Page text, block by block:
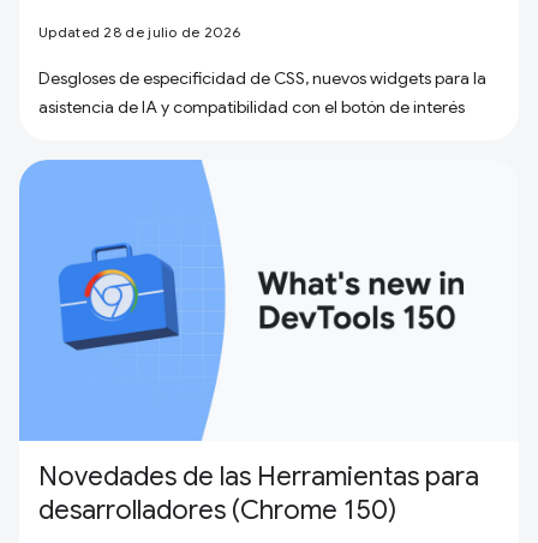
Updated 28 de julio de 2026
Desgloses de especificidad de CSS, nuevos widgets para la
asistencia de IA y compatibilidad con el botón de interés
Novedades de las Herramientas para
desarrolladores (Chrome 150)